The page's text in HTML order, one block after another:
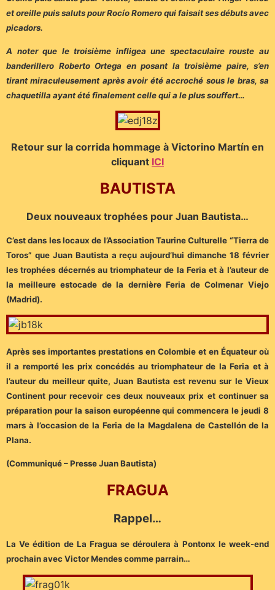
et oreille puis saluts pour Rocío Romero qui faisait ses débuts avec
picadors.
A noter que le troisième infligea une spectaculaire rouste au
banderillero Roberto Ortega en posant la troisième paire, s’en
tirant miraculeusement après avoir été accroché sous le bras, sa
chaquetilla ayant été finalement celle qui a le plus souffert…
Retour sur la corrida hommage à Victorino Martín en
cliquant ICI
BAUTISTA
Deux nouveaux trophées pour Juan Bautista…
C’est dans les locaux de l’Association Taurine Culturelle “Tierra de
Toros” que Juan Bautista a reçu aujourd’hui dimanche 18 février
les trophées décernés au triomphateur de la Feria et à l’auteur de
la meilleure estocade de la dernière Feria de Colmenar Viejo
(Madrid).
Après ses importantes prestations en Colombie et en Équateur où
il a remporté les prix concédés au triomphateur de la Feria et à
l’auteur du meilleur quite, Juan Bautista est revenu sur le Vieux
Continent pour recevoir ces deux nouveaux prix et continuer sa
préparation pour la saison européenne qui commencera le jeudi 8
mars à l’occasion de la Feria de la Magdalena de Castellón de la
Plana.
(Communiqué – Presse Juan Bautista)
FRAGUA
Rappel…
La Ve édition de La Fragua se déroulera à Pontonx le week-end
prochain avec Victor Mendes comme parrain…